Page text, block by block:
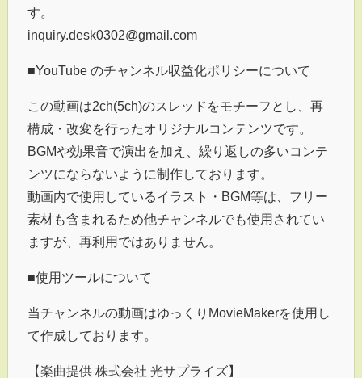
す。
inquiry.desk0302@gmail.com
■YouTube のチャンネル収益化ポリシーについて
この動画は2ch(5ch)のスレッドをモチーフとし、再
構成・改変を行ったオリジナルコンテンツです。
BGMや効果音で演出を加え、繰り返しの多いコンテ
ンツにならないように制作しております。
動画内で使用しているイラスト・BGM等は、フリー
素材も含まれるため他チャンネルでも使用されてい
ますが、再利用ではありません。
■使用ツールについて
当チャンネルの動画はゆっくりMovieMakerを使用し
て作成しております。
【楽曲提供 株式会社 光サプライズ】